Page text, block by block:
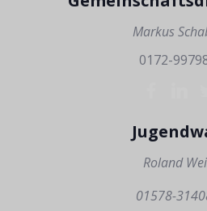
Markus
0172-
Roland
01578-